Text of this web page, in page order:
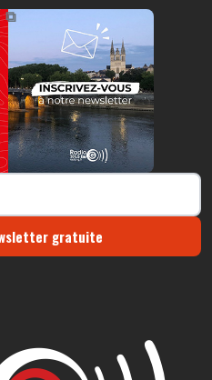
https://radio-g.fr?10664
⧉
gratuite